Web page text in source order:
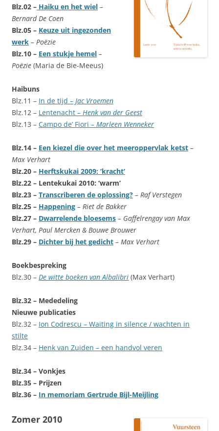
Blz.02 – Haiku en het wiel –
Bernard De Coen
Blz.05 – Keuze uit ingezonden
werk – Poëzie
Blz.10 – Een stukje hemel –
Poëzie (Maria de Bie-Meeus)
Haibuns
Blz.11 – In de tijd – Jac Vroemen
Blz.12 – Lentenacht – Henk van der Geest
Blz.13 – Campo de’ Fiori – Marleen Wenneker
Blz.14 – Een kiezel die over het meeroppervlak ketst –
Max Verhart
Blz.20 – Herftskukai 2009: ‘kracht’
Blz.22 – Lentekukai 2010: ‘warm’
Blz.23 – Transcriberen de oplossing? – Raf Verstegen
Blz.25 – Happening – Riet de Bakker
Blz.27 – Dwarrelende bloesems – Gaffelrengay van Max
Verhart, Paul Mercken & Bouwe Brouwer
Blz.29 – Dichter bij het gedicht – Max Verhart
Boekbespreking
Blz.30 – De witte boeken van Albalibri (Max Verhart)
Blz.32 – Mededeling
Nieuwe publicaties
Blz.32 – Ion Codrescu – Waiting in silence / wachten in
stilte
Blz.34 – Henk van Zuiden – een handvol veren
Blz.34 – Vonkjes
Blz.35 – Prijzen
Blz.36 – In memoriam Gertrude Bijl-Meijling
Zomer 2010